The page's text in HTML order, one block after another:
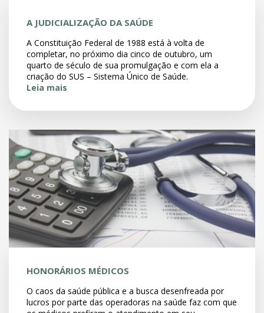
A JUDICIALIZAÇÃO DA SAÚDE
A Constituição Federal de 1988 está à volta de
completar, no próximo dia cinco de outubro, um
quarto de século de sua promulgação e com ela a
criação do SUS – Sistema Único de Saúde.
Leia mais
HONORÁRIOS MÉDICOS
O caos da saúde pública e a busca desenfreada por
lucros por parte das operadoras na saúde faz com que